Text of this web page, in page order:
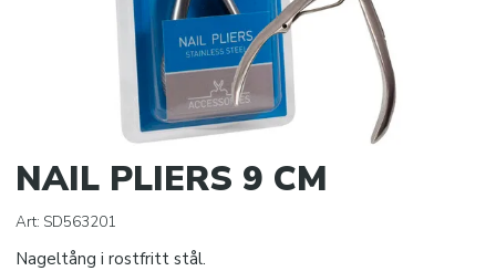
Heating
Body care
Wound care
Medical bags
Accessories
BOLLAR
NAIL PLIERS 9 CM
Art: SD563201
Nageltång i rostfritt stål.